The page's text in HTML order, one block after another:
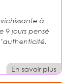
à
9 jours pensé
En savoir plus